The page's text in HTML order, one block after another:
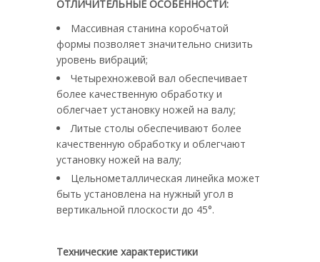
ОТЛИЧИТЕЛЬНЫЕ ОСОБЕННОСТИ:
Массивная станина коробчатой
формы позволяет значительно снизить
уровень вибраций;
Четырехножевой вал обеспечивает
более качественную обработку и
облегчает установку ножей на валу;
Литые столы обеспечивают более
качественную обработку и облегчают
установку ножей на валу;
Цельнометаллическая линейка может
быть установлена на нужный угол в
вертикальной плоскости до 45°.
Технические характеристики